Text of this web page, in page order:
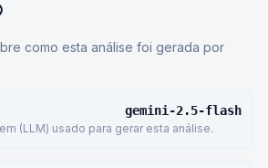
como esta análise foi gerada por
gemini-2.5-flash
(LLM) usado para gerar esta análise.